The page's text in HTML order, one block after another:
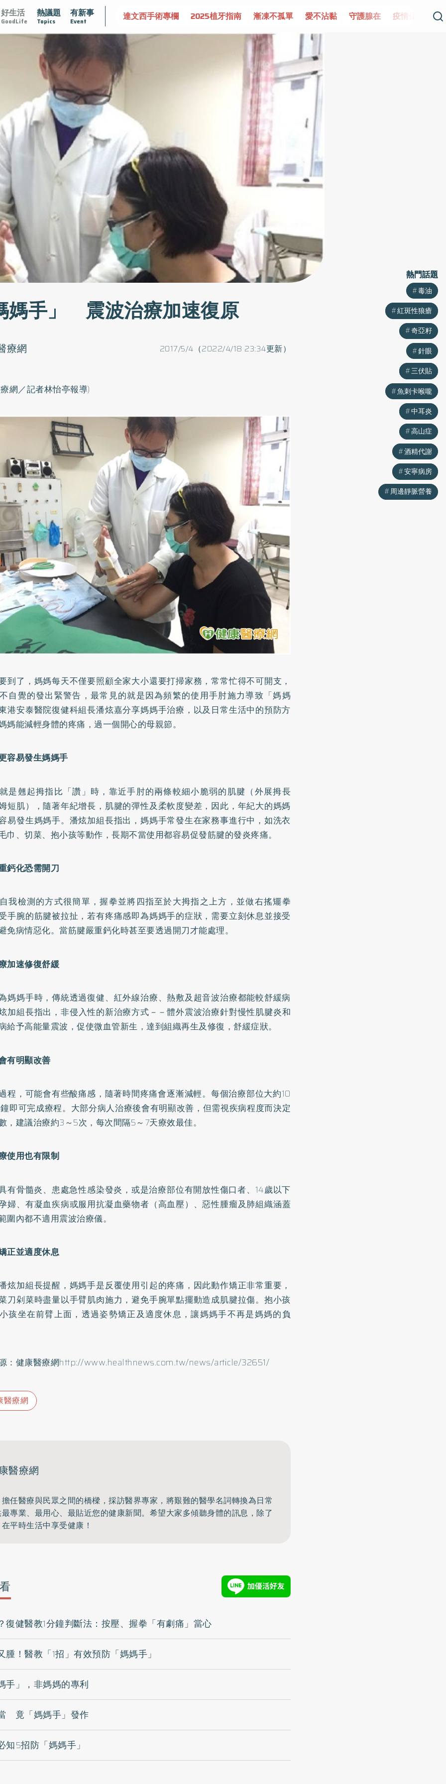
好生活
GoodLife
熱議題
Topics
有新事
Event
護骨骼健康 達文西手術專欄 2025植牙指南 漸凍不孤單 愛不沾黏 守護腺在 疫情保衛戰 再生醫學 愛的
媽手」 震波治療加速復原
2017/5/4（2022/4/18 23:34更新）
療網
網／記者林怡亭報導)
到了，媽媽每天不僅要照顧全家大小還要打掃家務，常常忙得不可開支，
自覺的發出緊警告，最常見的就是因為頻繁的使用手肘施力導致「媽媽
港安泰醫院復健科組長潘炫嘉分享媽媽手治療，以及日常生活中的預防方
媽能減輕身體的疼痛，過一個開心的母親節。
容易發生媽媽手
是翹起拇指比「讚」時，靠近手肘的兩條較細小脆弱的肌腱（外展拇長
短肌），隨著年紀增長，肌腱的彈性及柔軟度變差，因此，年紀大的媽媽
易發生媽媽手。潘炫加組長指出，媽媽手常發生在家務事進行中，如洗衣
巾、切菜、抱小孩等動作，長期不當使用都容易促發筋腱的發炎疼痛。
鈣化恐需開刀
我檢測的方式很簡單，握拳並將四指至於大拇指之上方，並做右搖矲拳
手腕的筋腱被拉扯，若有疼痛感即為媽媽手的症狀，需要立刻休息並接受
免病情惡化。當筋腱嚴重鈣化時甚至要透過開刀才能處理。
加速修復舒緩
媽媽手時，傳統透過復健、紅外線治療、熱敷及超音波治療都能較舒緩病
加組長指出，非侵入性的新治療方式－－體外震波治療針對慢性肌腱炎和
給予高能量震波，促使微血管新生，達到組織再生及修復，舒緩症狀。
有明顯改善
程，可能會有些酸痛感，隨著時間疼痛會逐漸減輕。每個治療部位大約10
即可完成療程。大部分病人治療後會有明顯改善，但需視疾病程度而決定
，建議治療約3～5次，每次間隔5～7天療效最佳。
使用也有限制
有骨髓炎、患處急性感染發炎，或是治療部位有開放性傷口者、14歲以下
婦、有凝血疾病或服用抗凝血藥物者（高血壓）、惡性腫瘤及肺組織涵蓋
圍內都不適用震波治療儀。
正並適度休息
炫加組長提醒，媽媽手是反覆使用引起的疼痛，因此動作矯正非常重要，
刀剁菜時盡量以手臂肌肉施力，避免手腕單點擺動造成肌腱拉傷。抱小孩
孩坐在前臂上面，透過姿勢矯正及適度休息，讓媽媽手不再是媽媽的負
：健康醫療網http://www.healthnews.com.tw/news/article/32651/
醫療網
醫療網
任醫療與民眾之間的橋樑，採訪醫界專家，將艱難的醫學名詞轉換為日常
專業、最用心、最貼近您的健康新聞。希望大家多傾聽身體的訊息，除了
平時生活中享受健康！
復健醫教1分鐘判斷法：按壓、握拳「有劇痛」當心
！醫教「1招」有效預防「媽媽手」
手」，非媽媽的專利
竟「媽媽手」發作
5招防「媽媽手」
熱門話題
毒油
紅斑性狼瘡
奇亞籽
針眼
三伏貼
魚刺卡喉嚨
中耳炎
高山症
酒精代謝
安寧病房
周邊靜脈營養
熱門話題
毒油
紅斑性狼瘡
奇亞籽
針眼
三伏貼
魚刺卡喉嚨
中耳炎
高山症
酒精代謝
安寧病房
周邊靜脈營養